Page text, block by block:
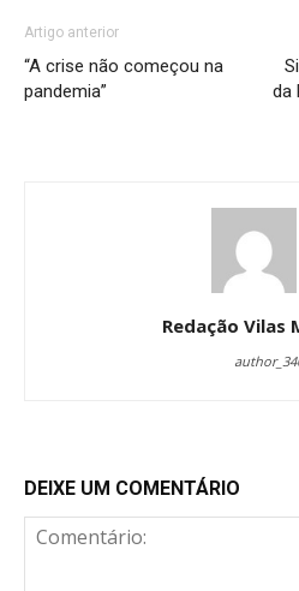
Artigo anterior
“A crise não começou na
pandemia”
da
Redação Vilas
DEIXE UM COMENTÁRIO